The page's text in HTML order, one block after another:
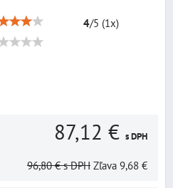
4/5 (1x)
87,12 € s DPH
96,80 € s DPH Zľava 9,68 €